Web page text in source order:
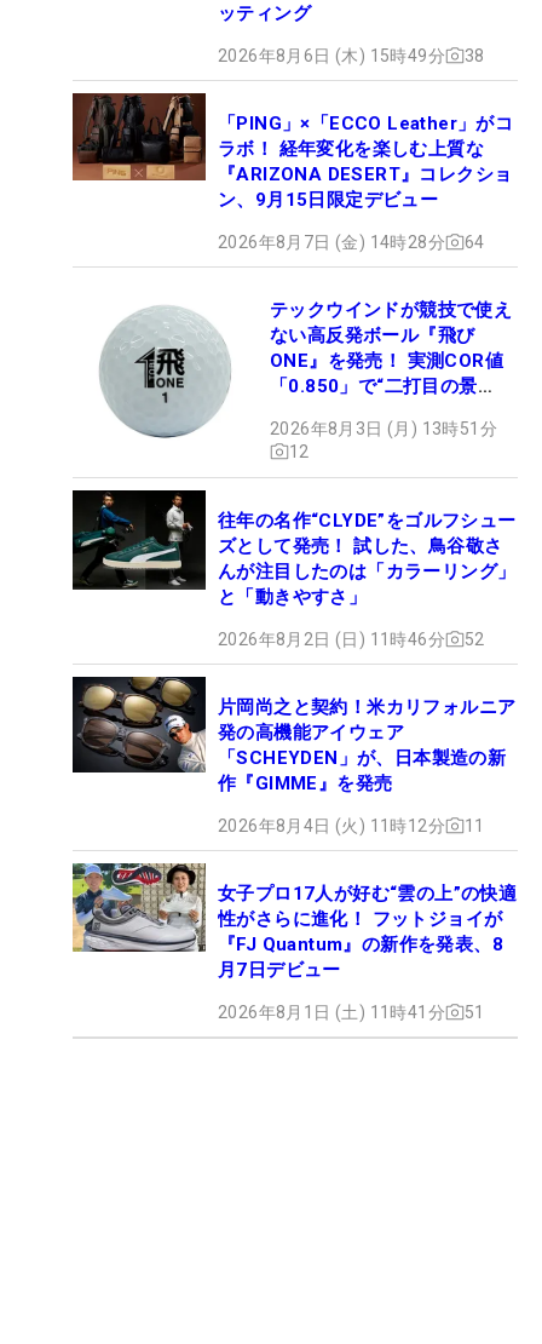
ッティング
2026年8月6日 (木) 15時49分 38
「PING」×「ECCO Leather」がコ
ラボ！ 経年変化を楽しむ上質な
『ARIZONA DESERT』コレクショ
ン、9月15日限定デビュー
2026年8月7日 (金) 14時28分 64
テックウインドが競技で使え
ない高反発ボール『飛び
ONE』を発売！ 実測COR値
「0.850」で“二打目の景
2026年8月3日 (月) 13時51分
12
往年の名作“CLYDE”をゴルフシュー
ズとして発売！ 試した、鳥谷敬さ
んが注目したのは「カラーリング」
と「動きやすさ」
2026年8月2日 (日) 11時46分 52
片岡尚之と契約！米カリフォルニア
発の高機能アイウェア
「SCHEYDEN」が、日本製造の新
作『GIMME』を発売
2026年8月4日 (火) 11時12分 11
女子プロ17人が好む“雲の上”の快適
性がさらに進化！ フットジョイが
『FJ Quantum』の新作を発表、8
月7日デビュー
2026年8月1日 (土) 11時41分 51